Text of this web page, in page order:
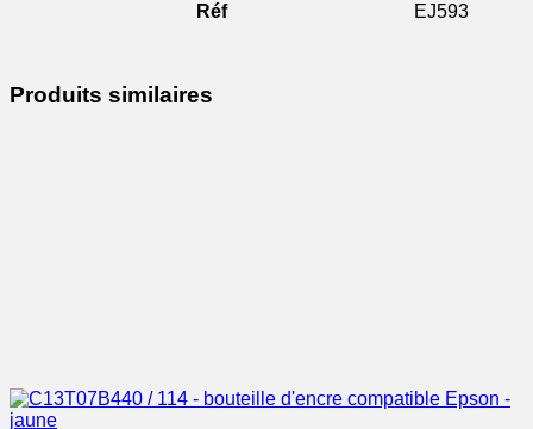
Réf EJ593
Produits similaires